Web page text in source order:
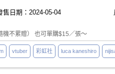
售日期：2024-05-04
不累贈） 也可單購$15／張～
vtuber 彩虹社 luca kaneshiro